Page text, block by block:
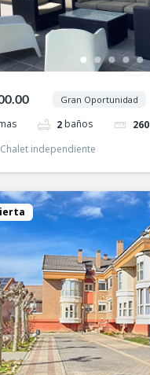
Gran Oportunidad
2 baños 260
Chalet independiente